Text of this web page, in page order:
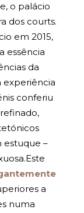
o palácio
dos courts.
em 2015,
essência
da
experiência
conferiu
estuque –
a
numa